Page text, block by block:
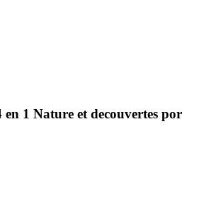
en 1 Nature et decouvertes por